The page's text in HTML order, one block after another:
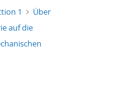
1
Über
auf die